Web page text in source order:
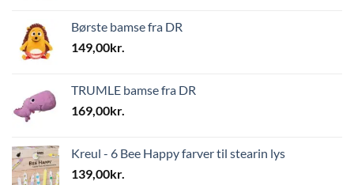
Børste bamse fra DR
149,00kr.
TRUMLE bamse fra DR
169,00kr.
Kreul - 6 Bee Happy farver til stearin lys
139,00kr.